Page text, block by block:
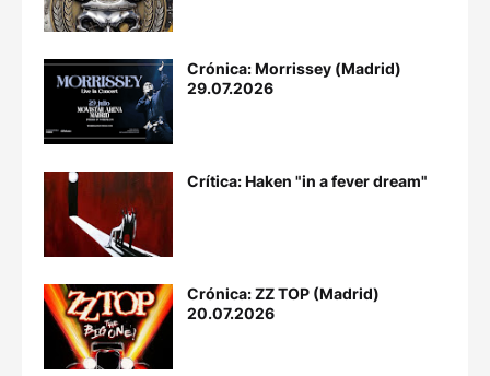
Crónica: Morrissey (Madrid)
29.07.2026
Crítica: Haken "in a fever dream"
Crónica: ZZ TOP (Madrid)
20.07.2026